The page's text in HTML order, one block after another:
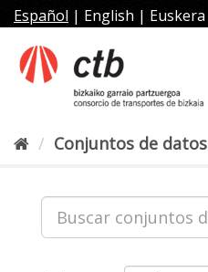
al
contenido
Español | English | Euskera
Conjuntos de datos